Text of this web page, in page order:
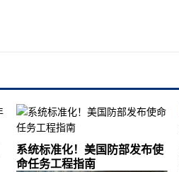
系统标准化！美国防部发布使
命任务工程指南